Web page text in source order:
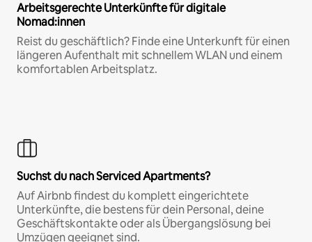
Arbeitsgerechte Unterkünfte für digitale
Nomad:innen
Reist du geschäftlich? Finde eine Unterkunft für einen
längeren Aufenthalt mit schnellem WLAN und einem
komfortablen Arbeitsplatz.
Suchst du nach Serviced Apartments?
Auf Airbnb findest du komplett eingerichtete
Unterkünfte, die bestens für dein Personal, deine
Geschäftskontakte oder als Übergangslösung bei
Umzügen geeignet sind.